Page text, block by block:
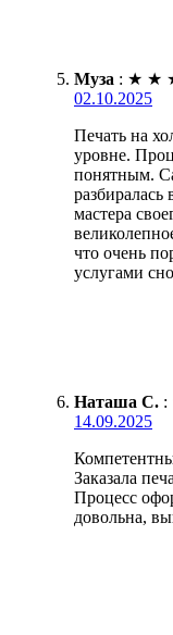
Муза : ★ ★
02.10.2025
Печать на
уровне.
понятным.
мастера
что очень
услугами
Наташа С. :
14.09.2025
Заказала
Процесс
довольна,